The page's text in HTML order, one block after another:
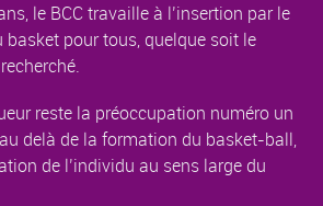
le BCC travaille à l’insertion par le
basket pour tous, quelque soit le
reste la préoccupation numéro un
delà de la formation du basket-ball,
de l’individu au sens large du